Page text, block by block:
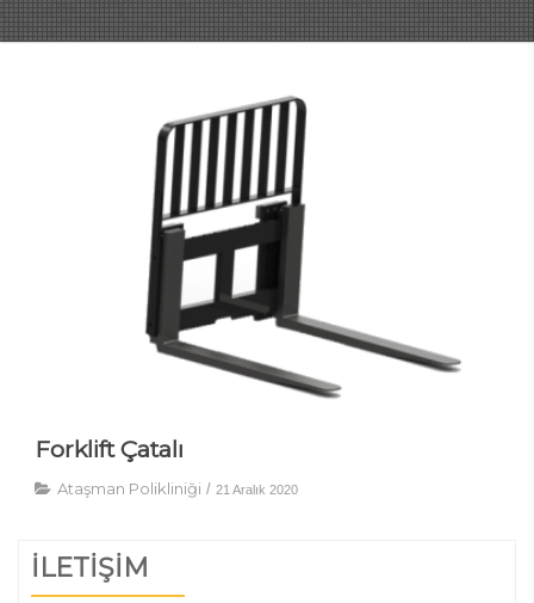
Forklift Çatalı
Ataşman Polikliniği /21 Aralık 2020
İLETİŞİM